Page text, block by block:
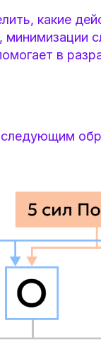
какие
минимизации
в